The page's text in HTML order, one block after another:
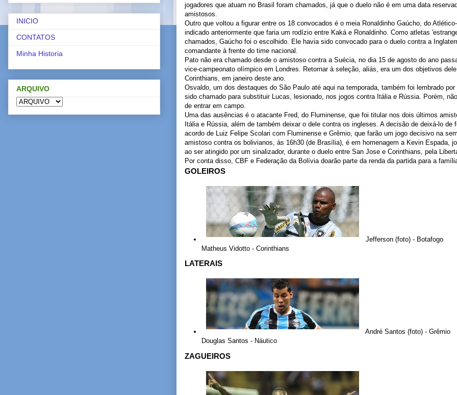
jogadores que atuam no Brasil foram chamados, já que o duelo não é em uma data
amistosos.
Outro que voltou a figurar entre os 18 convocados é o meia Ronaldinho Gaúcho, do
indicado anteriormente que faria um rodízio entre Kaká e Ronaldinho. Como atletas
chamados, Gaúcho foi o escolhido. Ele havia sido convocado para o duelo contra a
comandante à frente do time nacional.
Pato não era chamado desde o amistoso contra a Suécia, no dia 15 de agosto do ano
vice-campeonato olímpico em Londres. Retornar à seleção, aliás, era um dos objetivos
Corinthians, em janeiro deste ano.
Osvaldo, um dos destaques do São Paulo até aqui na temporada, também foi lembrado
sido chamado para substituir Lucas, lesionado, nos jogos contra Itália e Rússia. Porém,
de entrar em campo.
Uma das ausências é o atacante Fred, do Fluminense, que foi titular nos dois últimos
Itália e Rússia, além de também deixar o dele contra os ingleses. A decisão de deixá-lo de
acordo de Luiz Felipe Scolari com Fluminense e Grêmio, que farão um jogo decisivo na
amistoso contra os bolivianos, às 16h30 (de Brasília), é em homenagem a Kevin Espada,
ao ser atingido por um sinalizador, durante o duelo entre San Jose e Corinthians, pela
Por conta disso, CBF e Federação da Bolívia doarão parte da renda da partida para a
GOLEIROS
Jefferson (foto) - Botafogo
Matheus Vidotto - Corinthians
LATERAIS
André Santos (foto) - Grêmio
Douglas Santos - Náutico
ZAGUEIROS
INICIO
CONTATOS
Minha Historia
ARQUIVO